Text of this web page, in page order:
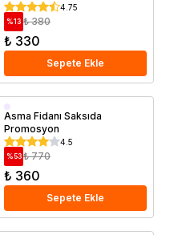
4.75
%13 ₺ 380
₺ 330
Sepete Ekle
Saksıda
Asma Fidanı Saksıda
Promosyon
4.5
% 53 ₺ 770
₺ 360
Sepete Ekle